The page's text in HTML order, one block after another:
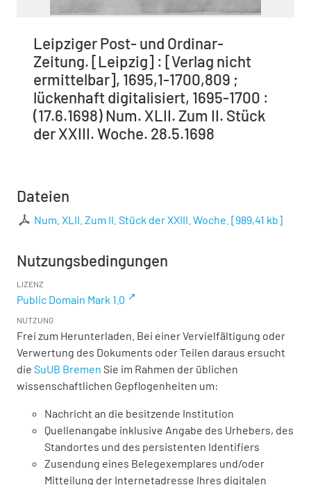
Leipziger Post- und Ordinar-
Zeitung. [Leipzig] : [Verlag nicht
ermittelbar], 1695,1-1700,809 ;
lückenhaft digitalisiert, 1695-1700 :
(17.6.1698) Num. XLII. Zum II. Stück
der XXIII. Woche. 28.5.1698
Dateien
Num. XLII. Zum II. Stück der XXIII. Woche. [989,41 kb]
Nutzungsbedingungen
LIZENZ
Public Domain Mark 1.0
NUTZUNG
Frei zum Herunterladen. Bei einer Vervielfältigung oder
Verwertung des Dokuments oder Teilen daraus ersucht
die SuUB Bremen Sie im Rahmen der üblichen
wissenschaftlichen Gepflogenheiten um:
Nachricht an die besitzende Institution
Quellenangabe inklusive Angabe des Urhebers, des
Standortes und des persistenten Identifiers
Zusendung eines Belegexemplares und/oder
Mitteilung der Internetadresse Ihres digitalen